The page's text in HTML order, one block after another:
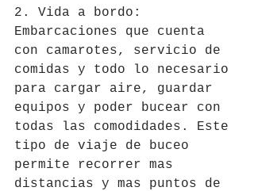
2. Vida a bordo:
Embarcaciones que cuenta
con camarotes, servicio de
comidas y todo lo necesario
para cargar aire, guardar
equipos y poder bucear con
todas las comodidades. Este
tipo de viaje de buceo
permite recorrer mas
distancias y mas puntos de